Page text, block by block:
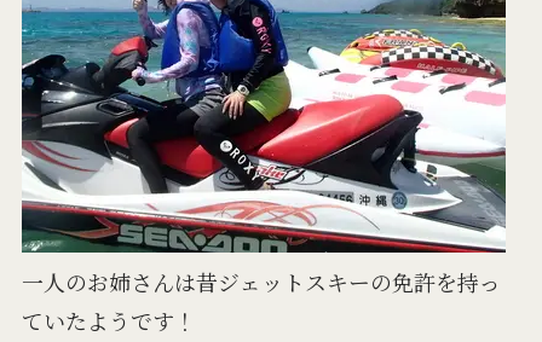
一人のお姉さんは昔ジェットスキーの免許を持っ
ていたようです！